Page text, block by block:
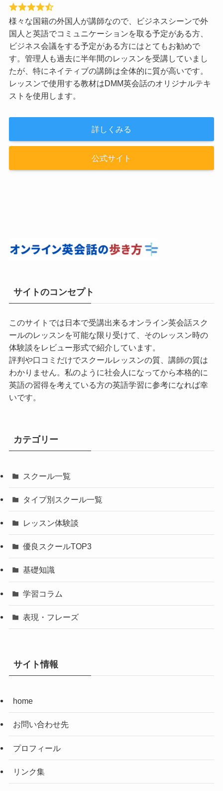
様々な国籍の外国人が講師なので、ビジネスシーンで外
国人と英語でコミュニケーションを取る予定がある方、
ビジネス会議をする予定がある方にはとてもお勧めで
す。管理人も過去に半年間のレッスンを受講していまし
たが、特にネイティブの講師は全体的に質が高いです。
レッスンで使用する教材はDMM英会話のオリジナルテキ
ストを使用します。
詳しくみる
公式サイト
サイトのコンセプト
このサイトでは日本で受講出来るオンライン英会話スク
ールのレッスンを可能な限り受けて、そのレッスン時の
体験談をレビュー形式で紹介しています。
評判や口コミだけでスクールレッスンの質、講師の質は
わかりません。私のように社会人になってから本格的に
英語の習得を考えている方の英語学習に参考になれば幸
いです。
カテゴリー
スクール一覧
タイプ別スクール一覧
レッスン体験談
優良スクールTOP3
基礎知識
学習コラム
表現・フレーズ
サイト情報
home
お問い合わせ先
プロフィール
リンク集